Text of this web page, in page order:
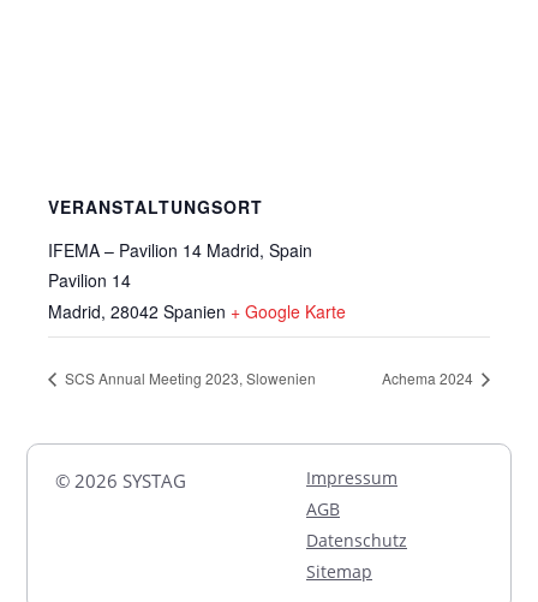
VERANSTALTUNGSORT
IFEMA – Pavilion 14 Madrid, Spain
Pavilion 14
Madrid, 28042 Spanien + Google Karte
SCS Annual Meeting 2023, Slowenien Achema 2024
© 2026 SYSTAG
Impressum
AGB
Datenschutz
Sitemap